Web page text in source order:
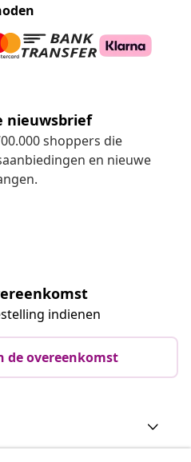
nieuwsbrief
shoppers die
en nieuwe
indienen
de overeenkomst